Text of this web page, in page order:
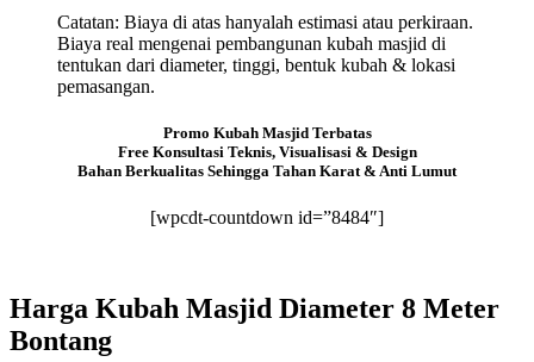
Catatan: Biaya di atas hanyalah estimasi atau perkiraan.
Biaya real mengenai pembangunan kubah masjid di
tentukan dari diameter, tinggi, bentuk kubah & lokasi
pemasangan.
Promo Kubah Masjid Terbatas
Free Konsultasi Teknis, Visualisasi & Design
Bahan Berkualitas Sehingga Tahan Karat & Anti Lumut
[wpcdt-countdown id=”8484″]
Harga Kubah Masjid Diameter 8 Meter
Bontang